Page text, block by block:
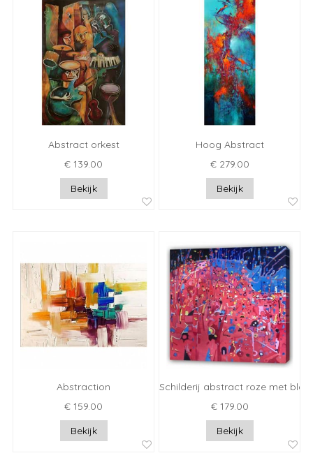
Abstract orkest
€ 139.00
Bekijk
Hoog Abstract
€ 279.00
Bekijk
Abstraction
€ 159.00
Bekijk
Schilderij abstract roze met
€ 179.00
Bekijk